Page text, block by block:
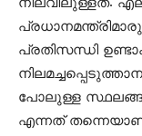
പ്രതിസന്ധി
പോലുള്ള
എന്നത്